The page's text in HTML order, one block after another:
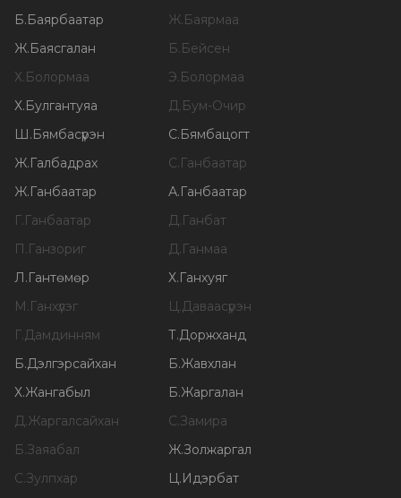
Б.Баярбаатар Ж.Баярмаа
Ж.Баясгалан Б.Бейсен
Х.Болормаа Э.Болормаа
Х.Булгантуяа Д.Бум-Очир
Ш.Бямбасүрэн С.Бямбацогт
Ж.Галбадрах С.Ганбаатар
Ж.Ганбаатар А.Ганбаатар
Г.Ганбаатар Д.Ганбат
П.Ганзориг Д.Ганмаа
Л.Гантөмөр Х.Ганхуяг
М.Ганхүлэг Ц.Даваасүрэн
Г.Дамдинням Т.Доржханд
Б.Дэлгэрсайхан Б.Жавхлан
Х.Жангабыл Б.Жаргалан
Д.Жаргалсайхан С.Замира
Б.Заяабал Ж.Золжаргал
С.Зулпхар Ц.Идэрбат